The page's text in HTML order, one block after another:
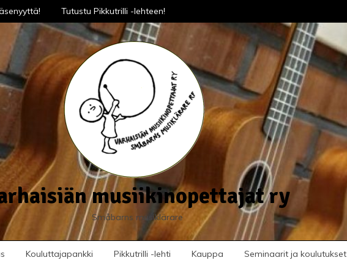
Tutustu Pikkutrilli -lehteen!
musiikinopettajat ry
Småbarns musiklärare
Kouluttajapankki Pikkutrilli -lehti Kauppa Seminaarit ja koulutukset